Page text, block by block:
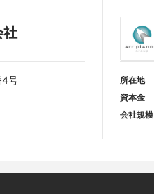
社
4号 所在地
資本金
会社規模